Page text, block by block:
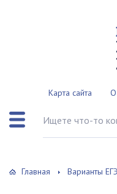
Карта сайта О
Поиск по сайту
Главная Варианты ЕГЭ